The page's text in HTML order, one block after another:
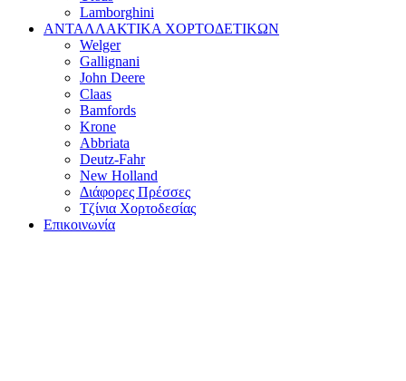
Lamborghini
ΑΝΤΑΛΛΑΚΤΙΚΑ ΧΟΡΤΟΔΕΤΙΚΩΝ
Welger
Gallignani
John Deere
Claas
Bamfords
Krone
Abbriata
Deutz-Fahr
New Holland
Διάφορες Πρέσσες
Τζίνια Χορτοδεσίας
Επικοινωνία